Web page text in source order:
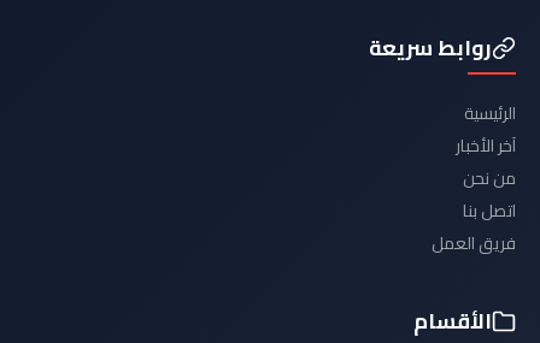
روابط سريعة
الرئيسية
آخر الأخبار
من نحن
اتصل بنا
فريق العمل
الأقسام